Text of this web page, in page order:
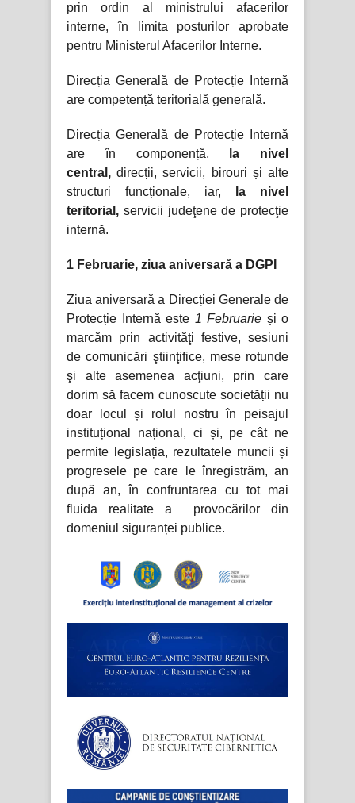
prin ordin al ministrului afacerilor
interne, în limita posturilor aprobate
pentru Ministerul Afacerilor Interne.
Direcția Generală de Protecție Internă
are competență teritorială generală.
Direcția Generală de Protecție Internă
are în componență,
la nivel
central,direcții, servicii, birouri și alte
structuri funcționale, iar,
la nivel
teritorial, servicii judeţene de protecţie
internă.
1 Februarie, ziua aniversară a DGPI
Ziua aniversară a Direcției Generale de
Protecție Internă este 1 Februarie și o
marcăm prin activităţi festive, sesiuni
de comunicări ştiinţifice, mese rotunde
şi alte asemenea acţiuni, prin care
dorim să facem cunoscute societății nu
doar locul și rolul nostru în peisajul
instituțional național, ci și, pe cât ne
permite legislația, rezultatele muncii și
progresele pe care le înregistrăm, an
după an, în confruntarea cu tot mai
fluida realitate a provocărilor din
domeniul siguranței publice.